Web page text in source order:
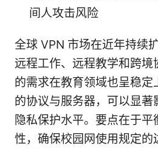
间人攻击风险
全球 VPN 市场在近年持续
远程工作、远程教学和跨境
的需求在教育领域也呈稳定
的协议与服务器，可以显著
隐私保护水平。要点在于
性，确保校园网使用规定的